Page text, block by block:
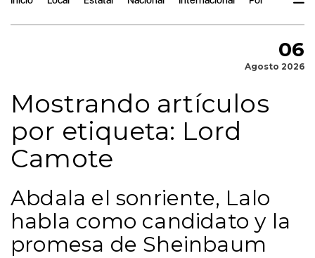
06
Agosto 2026
Mostrando artículos
por etiqueta: Lord
Camote
Abdala el sonriente, Lalo
habla como candidato y la
promesa de Sheinbaum